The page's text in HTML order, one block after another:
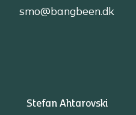
smo@bangbeen.dk
Stefan Ahtarovski